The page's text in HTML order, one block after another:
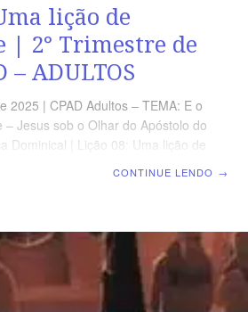
lição de
| 2° Trimestre de
– ADULTOS
2025 | CPAD Adultos – TEMA: E o
– Jesus sob o Olhar do Apóstolo do
Dominical | Lição 08: Uma lição de
espiritual do cristão.
– Mt 11.29 Aprendendo a
CristoTerça – Jo 5.30
Senhor buscava fazer a
CONTINUE LENDO →